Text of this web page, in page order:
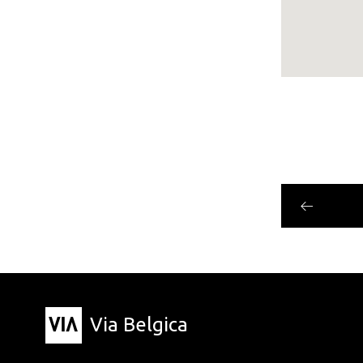
Via Belgica